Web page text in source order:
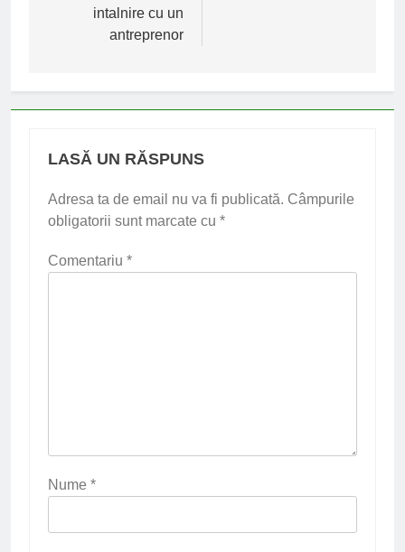
intalnire cu un
antreprenor
LASĂ UN RĂSPUNS
Adresa ta de email nu va fi publicată. Câmpurile
obligatorii sunt marcate cu *
Comentariu *
Nume *